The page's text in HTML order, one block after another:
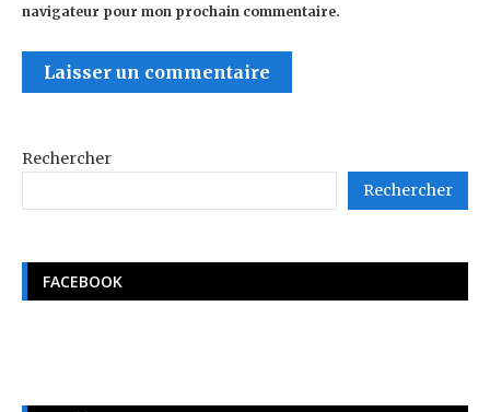
navigateur pour mon prochain commentaire.
Rechercher
Rechercher
FACEBOOK